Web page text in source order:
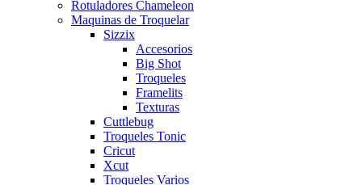
Rotuladores Chameleon
Maquinas de Troquelar
Sizzix
Accesorios
Big Shot
Troqueles
Framelits
Texturas
Cuttlebug
Troqueles Tonic
Cricut
Xcut
Troqueles Varios